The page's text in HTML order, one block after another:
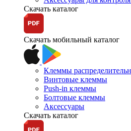
Скачать каталог
Скачать мобильный каталог
Клеммы
Винтовые клеммы
Push-in клеммы
Болтовые клеммы
Аксессуары
Скачать каталог